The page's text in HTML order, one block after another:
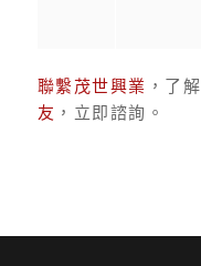
聯繫茂世興業 ，了
友 ，立即諮詢。